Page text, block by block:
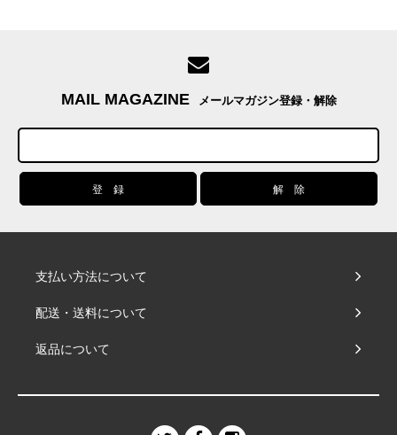
MAIL MAGAZINE メールマガジン登録・解除
支払い方法について
配送・送料について
返品について